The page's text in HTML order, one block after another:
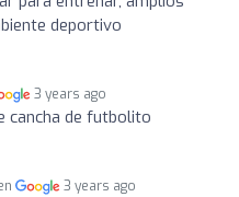
deportivo
3 years ago
cancha de futbolito
3 years ago